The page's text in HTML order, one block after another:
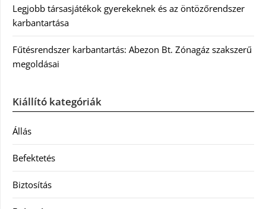
Legjobb társasjátékok gyerekeknek és az öntözőrendszer
karbantartása
Fűtésrendszer karbantartás: Abezon Bt. Zónagáz szakszerű
megoldásai
Kiállító kategóriák
Állás
Befektetés
Biztosítás